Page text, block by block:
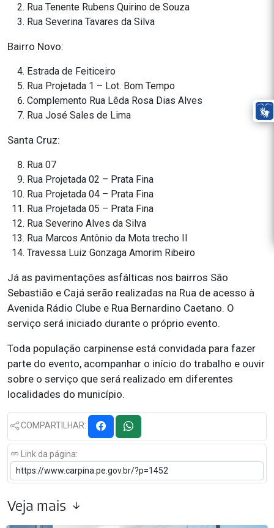
Rua Tenente Rubens Quirino de Souza
Rua Severina Tavares da Silva
Bairro Novo:
Estrada de Feiticeiro
Rua Projetada 1 – Lot. Bom Tempo
Complemento Rua Lêda Rosa Dias Alves
Rua José Sales de Lima
Santa Cruz:
Rua 07
Rua Projetada 02 – Prata Fina
Rua Projetada 04 – Prata Fina
Rua Projetada 05 – Prata Fina
Rua Severino Alves da Silva
Rua Marcos Antônio da Mota trecho II
Travessa Luiz Gonzaga Amorim Ribeiro
Já as pavimentações asfálticas nos bairros São
Sebastião e Cajá serão realizadas na Rua de acesso à
Avenida Rádio Clube e Rua Bernardino Caetano. O
serviço será iniciado durante o próprio evento.
Toda população carpinense está convidada para fazer
parte do evento, acompanhar o início do trabalho e ouvir
sobre o serviço que será realizado em diferentes
localidades do município.
COMPARTILHAR:
Link da página:
Veja mais